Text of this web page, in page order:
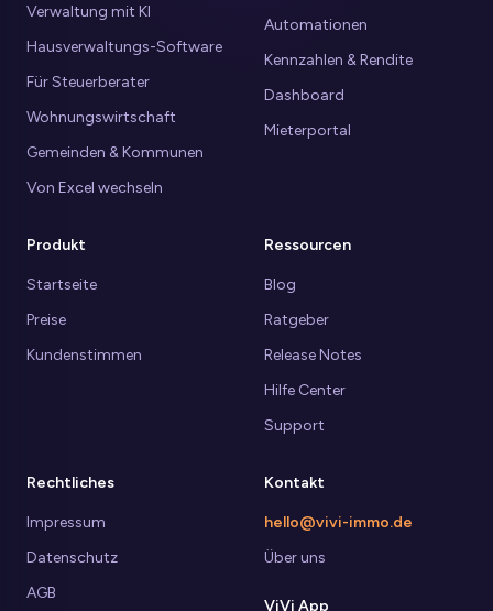
Produkt
Startseite
Preise
Kundenstimmen
Automationen
Kennzahlen & Rendite
Dashboard
Mieterportal
Verwaltung mit KI
Hausverwaltungs-Software
Für Steuerberater
Wohnungswirtschaft
Gemeinden & Kommunen
Von Excel wechseln
Ressourcen
Blog
Ratgeber
Release Notes
Hilfe Center
Support
Rechtliches
Impressum
Datenschutz
AGB
Kontakt
hello@vivi-immo.de
Über uns
ViVi App